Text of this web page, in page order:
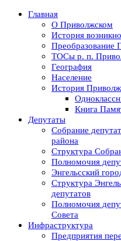
Главная
О Приволжском
История
Преобразование
ТОСы р. п.
География
Население
История
Книга
Депутаты
Собрание
района
Структура
Полномочия
Энгельсский
Структура
депутатов
Полномочия
Совета
Инфраструктура
Предприятия